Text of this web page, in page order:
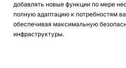
добавлять новые функции по мере
полную адаптацию к потребностям
обеспечивая максимальную
инфраструктуры.